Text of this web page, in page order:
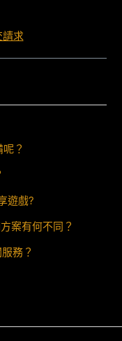
請求
？
遊戲?
案有何不同？
務？